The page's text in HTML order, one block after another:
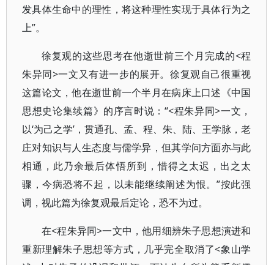
发具体生命中的理性，将这种理性实现于具体行为之
上”。
徐复观的这些思考在他逝世前三个月完成的<程
朱异同>一文又有进一步的展开。徐复观自己很重视
这篇论文，他在逝世前一个半月在病床上口述《中国
思想史论集续篇》的序言时说：“<程朱异同>一文，
以‘为己之学’，贯通孔、孟、程、朱、陆、王学脉，老
庄对知识与人生态度与儒学异，但其学问方面亦与此
相通，此乃余最后体悟所到，惜得之太迟，出之太
骤，今病恐将不起，以未能继续阐述为恨。”按此强
调，视此篇为徐复观最后定论，恐不为过。
在<程朱异同>一文中，他用细辨朱子思想演进和
重新理解朱子思想等方式，几乎完全取消了<象山学